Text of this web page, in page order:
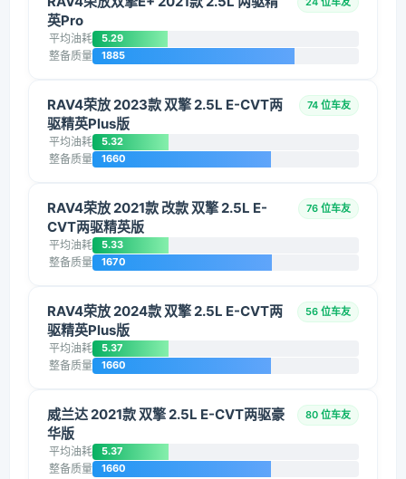
英Pro
平均油耗 5.29
整备质量 1885
RAV4荣放 2023款 双擎 2.5L E-CVT两
驱精英Plus版
74 位车友
平均油耗 5.32
整备质量 1660
RAV4荣放 2021款 改款 双擎 2.5L E-
CVT两驱精英版
76 位车友
平均油耗 5.33
整备质量 1670
RAV4荣放 2024款 双擎 2.5L E-CVT两
驱精英Plus版
56 位车友
平均油耗 5.37
整备质量 1660
威兰达 2021款 双擎 2.5L E-CVT两驱豪
华版
80 位车友
平均油耗 5.37
整备质量 1660